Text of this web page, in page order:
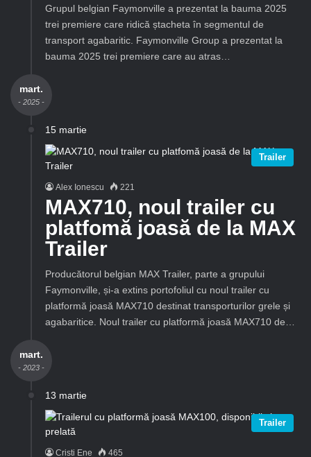
Grupul belgian Faymonville a prezentat la bauma 2025
trei premiere care ridică ștacheta în segmentul de
transport agabaritic. Faymonville Group a prezentat la
bauma 2025 trei premiere care au atras…
mart.
- 2025 -
15 martie
Trailer
Alex Ionescu 221
MAX710, noul trailer cu
platfomă joasă de la MAX
Trailer
Producătorul belgian MAX Trailer, parte a grupului
Faymonville, și-a extins portofoliul cu noul trailer cu
platformă joasă MAX710 destinat transporturilor grele și
agabaritice. Noul trailer cu platformă joasă MAX710 de…
mart.
- 2023 -
13 martie
Trailer
Cristi Ene 465